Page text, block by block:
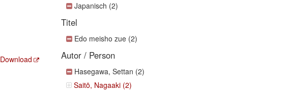
Download
Japanisch (2)
Titel
Edo meisho zue (2)
Autor / Person
Hasegawa, Settan (2)
Saitō, Nagaaki (2)